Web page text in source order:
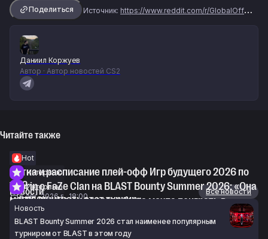
Поделиться
Источник: https://www.reddit.com/r/GlobalOffensive/comments/1lct0sr/austin_major_2025_playoff_stage_simulation/
Даниил Коржуев
Автор · Автор новостей CS2
Читайте также
Hot
Сетка и расписание плей-офф Игр будущего 2026 по
CS2
6 авг. 2026 г., 18:00
Интервью
Thorin о FaZe Clan на BLAST Bounty Summer 2026: «Она
могла выиграть этот турнир»
6 авг. 2026 г., 17:23
Интервью
m0NESY: «У меня всегда была мечта поиграть в
составе NAVI 2021-го года»
6 авг. 2026 г., 15:48
Новости
Все новости
Новость
BLAST Bounty Summer 2026 стал наименее популярным
турниром от BLAST в этом году